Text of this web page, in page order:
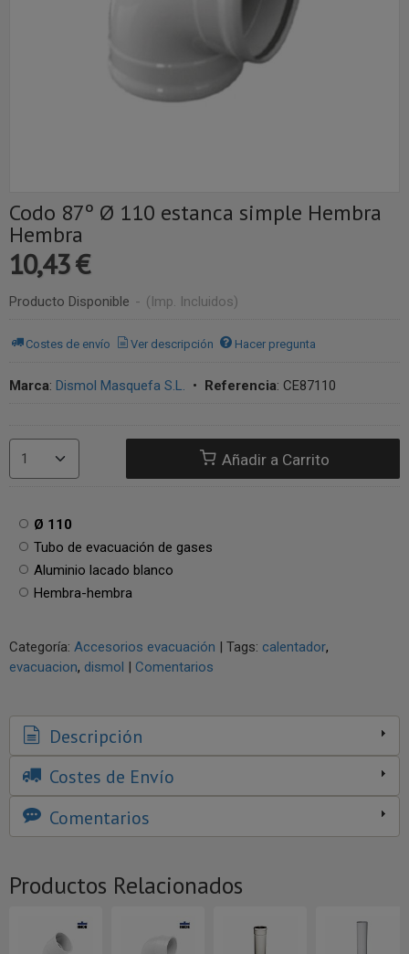
Codo 87º Ø 110 estanca simple Hembra
Hembra
10,43 €
Producto Disponible - (Imp. Incluidos)
Costes de envío Ver descripción Hacer pregunta
Marca: Dismol Masquefa S.L. • Referencia: CE87110
Añadir a Carrito
Ø 110
Tubo de evacuación de gases
Aluminio lacado blanco
Hembra-hembra
Categoría: Accesorios evacuación | Tags: calentador
evacuacion dismol | Comentarios
Descripción
Costes de Envío
Comentarios
Productos Relacionados